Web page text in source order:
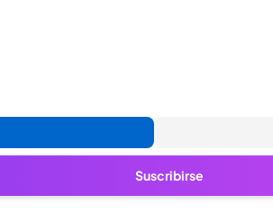
Suscribirse